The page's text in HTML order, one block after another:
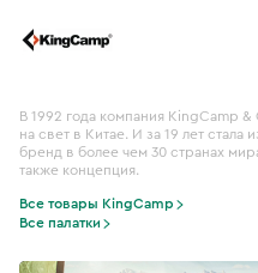
В 1992 года компания KingCamp
на свет в Китае. И за 19 лет стала
бренд в более чем 30 странах
также концепция.
Все товары KingCamp
Все палатки